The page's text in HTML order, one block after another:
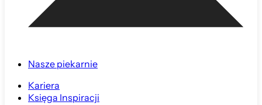
Nasze piekarnie
Kariera
Księga Inspiracji